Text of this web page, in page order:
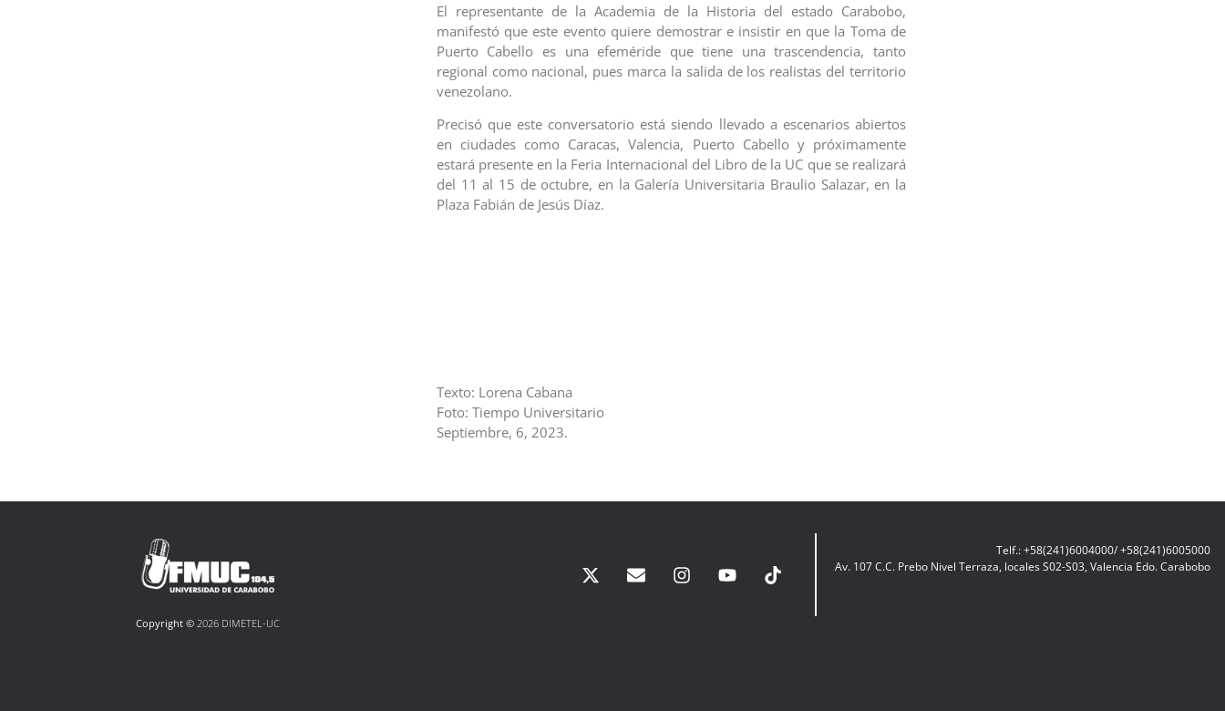
El representante de la Academia de la Historia del estado Carabobo,
manifestó que este evento quiere demostrar e insistir en que la Toma de
Puerto Cabello es una efeméride que tiene una trascendencia, tanto
regional como nacional, pues marca la salida de los realistas del territorio
venezolano.
Precisó que este conversatorio está siendo llevado a escenarios abiertos
en ciudades como Caracas, Valencia, Puerto Cabello y próximamente
estará presente en la Feria Internacional del Libro de la UC que se realizará
del 11 al 15 de octubre, en la Galería Universitaria Braulio Salazar, en la
Plaza Fabián de Jesús Díaz.
Texto: Lorena Cabana
Foto: Tiempo Universitario
Septiembre, 6, 2023.
Copyright ©2026 DIMETEL-UC
Telf.: +58(241)6004000/ +58(241)6005000
Av. 107 C.C. Prebo Nivel Terraza, locales S02-S03, Valencia Edo. Carabobo